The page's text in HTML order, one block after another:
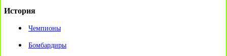
История
Чемпионы
Бомбардиры